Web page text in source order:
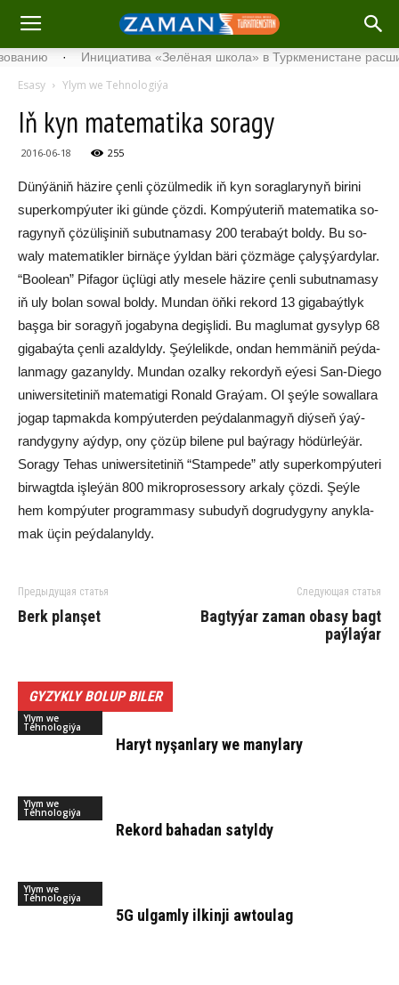
· Инициатива «Зелёная школа» в Туркменистане
Esasy Ylym we Tehnologiýa
Iň kyn ma­te­ma­ti­ka so­ra­gy
2016-06-18 255
Dün­ýä­niň hä­zi­re çen­li çö­zül­me­dik iň kyn so­rag­la­ry­nyň bi­ri­ni
su­per­komp­ýu­ter iki gün­de çöz­di. Komp­ýu­te­riň ma­te­ma­ti­ka so­
ra­gy­nyň çö­zü­li­şi­niň su­but­na­ma­sy 200 te­ra­baýt bol­dy. Bu so­
wa­ly ma­te­ma­tik­ler bir­nä­çe ýyl­dan bä­ri çöz­mä­ge ça­lyş­ýar­dylar.
“Boo­le­an” Pi­fa­gor üç­lü­gi at­ly me­se­le hä­zi­re çen­li su­but­na­ma­sy
iň uly bo­lan so­wal bol­dy. Mun­dan öň­ki re­kord 13 gi­ga­baýt­lyk
baş­ga bir so­ra­gyň jo­ga­by­na de­giş­li­di. Bu mag­lu­mat gy­sy­lyp 68
gi­ga­baý­ta çen­li azal­dyl­dy. Şeý­le­lik­de, on­dan hem­mä­niň peý­da­
lan­ma­gy ga­za­nyl­dy. Mun­dan ozal­ky re­kor­dyň eýe­si San-Die­go
uni­wer­si­te­ti­niň ma­te­ma­ti­gi Ro­nald Gra­ýam. Ol şeý­le so­wal­la­ra
jo­gap tap­mak­da komp­ýu­ter­den peý­da­lan­ma­gyň diý­seň ýaý­
ran­dy­gy­ny aý­dyp, ony çö­züp bi­le­ne pul baý­ra­gy hö­dür­le­ýär.
So­ra­gy Te­has uni­wer­si­te­ti­niň “Stam­pe­de” at­ly su­per­komp­ýu­te­ri
birwagtda iş­le­ýän 800 mik­rop­ro­ses­sory ar­ka­ly çöz­di. Şeý­le
hem komp­ýu­ter prog­ra­mma­sy su­bu­dyň dog­ru­dy­gy­ny anyk­la­
mak üçin peý­da­la­nyl­dy.
Предыдущая статья
Berk plan­şet
Следующая статья
Bagtyýar zaman obasy bagt
paýlaýar
GYZYKLY BOLUP BILER
Ylym we
Tehnologiýa
Ha­ryt ny­şan­la­ry we ma­ny­la­ry
Ylym we
Tehnologiýa
Rekord bahadan satyldy
Ylym we
Tehnologiýa
5G ulgamly ilkinji awtoulag